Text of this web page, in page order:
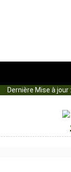
Dernière Mise à jour